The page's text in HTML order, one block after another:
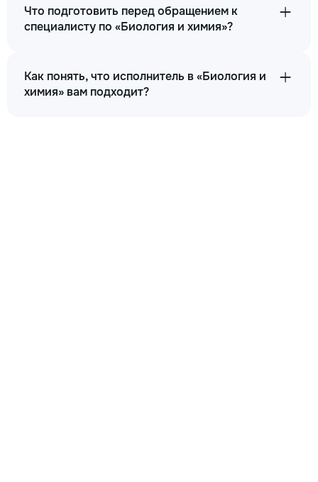
Что подготовить перед обращением к
специалисту по «Биология и химия»?
Как понять, что исполнитель в «Биология и
химия» вам подходит?